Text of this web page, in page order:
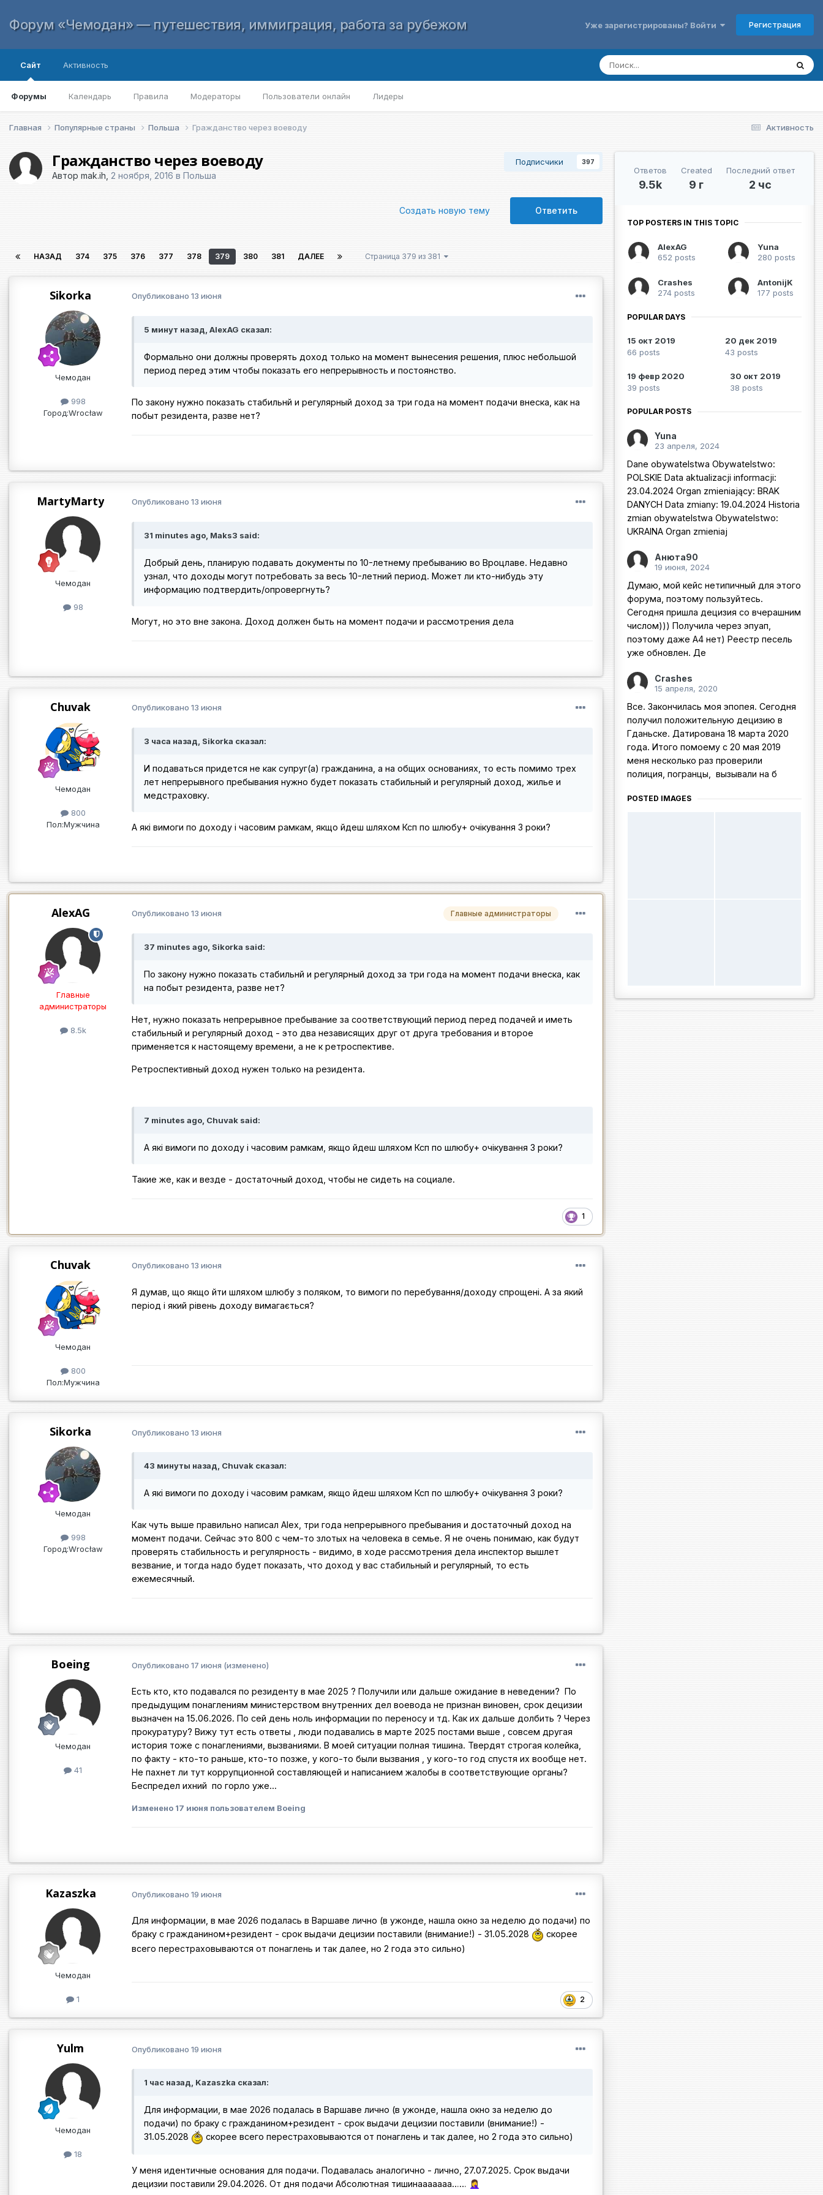
Форум «Чемодан» — путешествия, иммиграция, работа за рубежом Уже зарегистрированы? Войти Регистрация
Сайт
Форумы Календарь Правила Модераторы Пользователи онлайн Лидеры
Активность
Активность
Главная Популярные страны Польша Гражданство через воеводу
Подписчики 397
Гражданство через воеводу
Автор mak.ih 2 ноября, 2016 в Польша
Ответить
Создать новую тему
НАЗАД 374 375 376 377 378 379 380 381 ДАЛЕЕ Страница 379 из 381
Sikorka
Чемодан
998
Город:Wrocław
Опубликовано 13 июня
5 минут назад, AlexAG сказал:
Формально они должны проверять доход только на момент вынесения решения, плюс небольшой
период перед этим чтобы показать его непрерывность и постоянство.
По закону нужно показать стабильнй и регулярный доход за три года на момент подачи внеска, как на
побыт резидента, разве нет?
MartyMarty
Чемодан
98
Опубликовано 13 июня
31 minutes ago, Maks3 said:
Добрый день, планирую подавать документы по 10-летнему пребыванию во Вроцлаве. Недавно
узнал, что доходы могут потребовать за весь 10-летний период. Может ли кто-нибудь эту
информацию подтвердить/опровергнуть?
Могут, но это вне закона. Доход должен быть на момент подачи и рассмотрения дела
Chuvak
Чемодан
800
Пол:Мужчина
Опубликовано 13 июня
3 часа назад, Sikorka сказал:
И подаваться придется не как супруг(а) гражданина, а на общих основаниях, то есть помимо трех
лет непрерывного пребывания нужно будет показать стабильный и регулярный доход, жилье и
медстраховку.
А які вимоги по доходу і часовим рамкам, якщо йдеш шляхом Ксп по шлюбу+ очікування 3 роки?
AlexAG
Главные
администраторы
8.5k
Главные администраторы
Опубликовано 13 июня
37 minutes ago, Sikorka said:
По закону нужно показать стабильнй и регулярный доход за три года на момент подачи внеска, как
на побыт резидента, разве нет?
Нет, нужно показать непрерывное пребывание за соответствующий период перед подачей и иметь
стабильный и регулярный доход - это два независящих друг от друга требования и второе
применяется к настоящему времени, а не к ретроспективе.
Ретроспективный доход нужен только на резидента.
7 minutes ago, Chuvak said:
А які вимоги по доходу і часовим рамкам, якщо йдеш шляхом Ксп по шлюбу+ очікування 3 роки?
Такие же, как и везде - достаточный доход, чтобы не сидеть на социале.
1
Chuvak
Чемодан
800
Пол:Мужчина
Опубликовано 13 июня
Я думав, що якщо йти шляхом шлюбу з поляком, то вимоги по перебування/доходу спрощені. А за який
період і який рівень доходу вимагається?
Sikorka
Чемодан
998
Город:Wrocław
Опубликовано 13 июня
43 минуты назад, Chuvak сказал:
А які вимоги по доходу і часовим рамкам, якщо йдеш шляхом Ксп по шлюбу+ очікування 3 роки?
Как чуть выше правильно написал Alex, три года непрерывного пребывания и достаточный доход на
момент подачи. Сейчас это 800 с чем-то злотых на человека в семье. Я не очень понимаю, как будут
проверять стабильность и регулярность - видимо, в ходе рассмотрения дела инспектор вышлет
везвание, и тогда надо будет показать, что доход у вас стабильный и регулярный, то есть
ежемесячный.
Boeing
Чемодан
41
Опубликовано 17 июня (изменено)
Есть кто, кто подавался по резиденту в мае 2025 ? Получили или дальше ожидание в неведении? По
предыдущим понаглениям министерством внутренних дел воевода не признан виновен, срок децизии
вызначен на 15.06.2026. По сей день ноль информации по переносу и тд. Как их дальше долбить ? Через
прокуратуру? Вижу тут есть ответы , люди подавались в марте 2025 постами выше , совсем другая
история тоже с понаглениями, вызваниями. В моей ситуации полная тишина. Твердят строгая колейка,
по факту - кто-то раньше, кто-то позже, у кого-то были вызвания , у кого-то год спустя их вообще нет.
Не пахнет ли тут коррупционной составляющей и написанием жалобы в соответствующие органы?
Беспредел ихний по горло уже...
Изменено 17 июня пользователем Boeing
Kazaszka
Чемодан
1
Опубликовано 19 июня
Для информации, в мае 2026 подалась в Варшаве лично (в ужонде, нашла окно за неделю до подачи) по
браку с гражданином+резидент - срок выдачи децизии поставили (внимание!) - 31.05.2028
скорее
всего перестраховываются от понаглень и так далее, но 2 года это сильно)
2
Yulm
Чемодан
18
Опубликовано 19 июня
1 час назад, Kazaszka сказал:
Для информации, в мае 2026 подалась в Варшаве лично (в ужонде, нашла окно за неделю до
подачи) по браку с гражданином+резидент - срок выдачи децизии поставили (внимание!) -
31.05.2028
скорее всего перестраховываются от понаглень и так далее, но 2 года это сильно)
У меня идентичные основания для подачи. Подавалась аналогично - лично, 27.07.2025. Срок выдачи
децизии поставили 29.04.2026. От дня подачи Абсолютная тишинааааааа…… 🤦‍♀️
Ответов
9.5k
Created
9 г
Последний ответ
2 чс
TOP POSTERS IN THIS TOPIC
AlexAG
652 posts
Yuna
280 posts
Crashes
274 posts
AntonijK
177 posts
POPULAR DAYS
15 окт 2019
66 posts
20 дек 2019
43 posts
19 февр 2020
39 posts
30 окт 2019
38 posts
POPULAR POSTS
Yuna
23 апреля, 2024
Dane obywatelstwa Obywatelstwo:
POLSKIE Data aktualizacji informacji:
23.04.2024 Organ zmieniający: BRAK
DANYCH Data zmiany: 19.04.2024 Historia
zmian obywatelstwa Obywatelstwo:
UKRAINA Organ zmieniaj
Анюта90
19 июня, 2024
Думаю, мой кейс нетипичный для этого
форума, поэтому пользуйтесь.
Сегодня пришла децизия со вчерашним
числом))) Получила через эпуап,
поэтому даже А4 нет) Реестр песель
уже обновлен. Де
Crashes
15 апреля, 2020
Все. Закончилась моя эпопея. Сегодня
получил положительную децизию в
Гданьске. Датирована 18 марта 2020
года. Итого помоему с 20 мая 2019
меня несколько раз проверили
полиция, погранцы, вызывали на б
POSTED IMAGES